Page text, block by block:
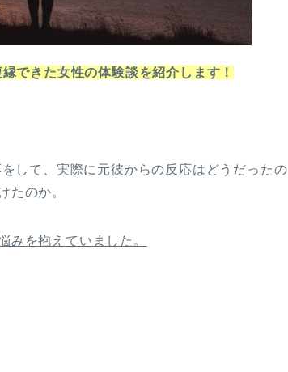
できた女性の体験談を紹介します！
して、実際に元彼からの反応はどうだったの
たのか。
みを抱えていました。